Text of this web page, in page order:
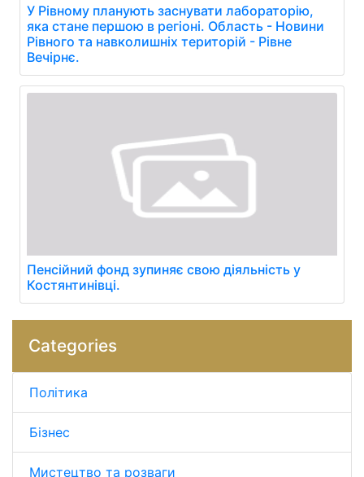
У Рівному планують заснувати лабораторію,
яка стане першою в регіоні. Область - Новини
Рівного та навколишніх територій - Рівне
Вечірнє.
Пенсійний фонд зупиняє свою діяльність у
Костянтинівці.
Categories
Політика
Бізнес
Мистецтво та розваги